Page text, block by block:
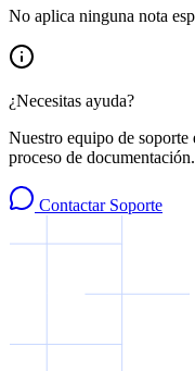
No aplica ninguna nota
¿Necesitas ayuda?
Nuestro equipo de soporte
proceso de documentación.
Contactar Soporte